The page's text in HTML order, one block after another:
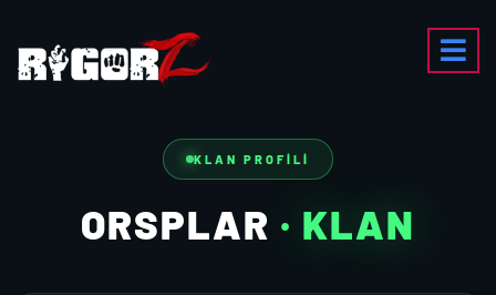
KLAN PROFILI
ORSPLAR · KLAN